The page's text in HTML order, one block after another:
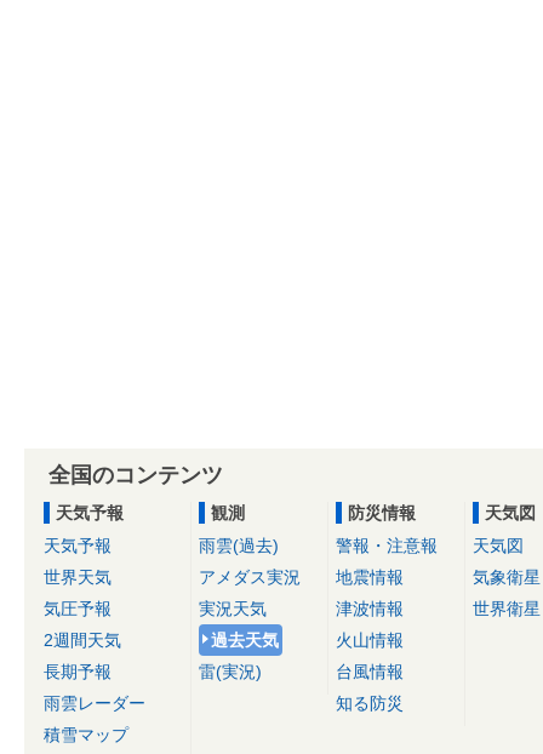
全国のコンテンツ
天気予報
天気予報
世界天気
気圧予報
2週間天気
長期予報
雨雲レーダー
積雪マップ
観測
雨雲(過去)
アメダス実況
実況天気
過去天気
雷(実況)
防災情報
警報・注意報
地震情報
津波情報
火山情報
台風情報
知る防災
天気図
天気図
気象衛星
世界衛星